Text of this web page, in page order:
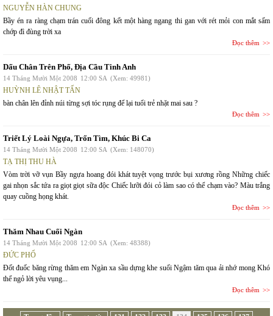
NGUYỄN HÀN CHUNG
Bầy én ra ràng chạm trán cuối đông kết một hàng ngang thi gan với rét mỏi con mắt sấm
chớp đì đùng trời xa
Đọc thêm
Dấu Chân Trên Phố, Địa Cầu Tinh Anh
14 Tháng Mười Một 2008 12:00 SA (Xem: 49981)
HUỲNH LÊ NHẬT TẤN
bàn chân lên đỉnh núi từng sợi tóc rụng để lại tuổi trẻ nhặt mai sau ?
Đọc thêm
Triết Lý Loài Ngựa, Trốn Tìm, Khúc Bi Ca
14 Tháng Mười Một 2008 12:00 SA (Xem: 148070)
TẠ THỊ THU HÀ
Vòm trời vỡ vụn Bầy ngựa hoang đói khát tuyệt vọng trước bụi xương rồng Những chiếc
gai nhọn sắc tứa ra giọt giọt sữa độc Chiếc lưỡi đói cỏ làm sao có thể chạm vào? Màu trắng
quay cuồng họng khát.
Đọc thêm
Thăm Nhau Cuối Ngàn
14 Tháng Mười Một 2008 12:00 SA (Xem: 48388)
ĐỨC PHỔ
Đốt đuốc băng rừng thăm em Ngàn xa sầu dựng khe suối Ngậm tăm qua ải nhớ mong Khó
thể ngỏ lời yêu vụng...
Đọc thêm